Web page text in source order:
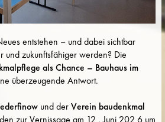
entstehen – und dabei sichtbar
und zukunftsfähiger werden? Die
als Chance – Bauhaus im
überzeugende Antwort.
und derVerein baudenkmal